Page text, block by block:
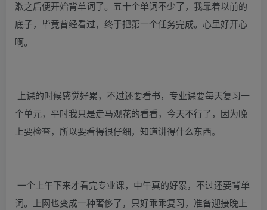
漱之后便开始背单词了。五十个单词不少了，我靠着以前的
底子，毕竟曾经看过，终于把第一个任务完成。心里好开心
啊。
上课的时候感觉好累，不过还要看书，专业课要每天复习一
个单元，平时我只是走马观花的看看，今天不行了，因为晚
上要检查，所以要看得很仔细，知道讲得什么东西。
一个上午下来才看完专业课，中午真的好累，不过还要背单
词。上网也变成一种奢侈了，只好乖乖复习，准备迎接晚上